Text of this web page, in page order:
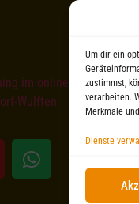
Um dir ein
zustimmst,
verarbeiten.
Merkmale
Dienste